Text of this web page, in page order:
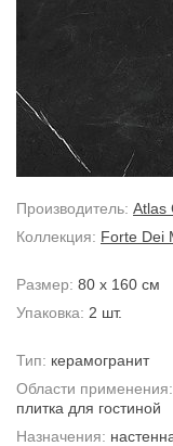
Производитель: Atlas
Коллекция: Forte Dei
Размер: 80 x 160 см
Упаковка: 2 шт.
Тип: керамогранит
Области применения:
плитка для гостиной
Назначения: